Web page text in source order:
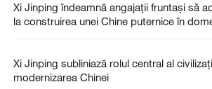
Xi Jinping îndeamnă angajații fruntași să
la construirea unei Chine puternice în
Xi Jinping subliniază rolul central al
modernizarea Chinei